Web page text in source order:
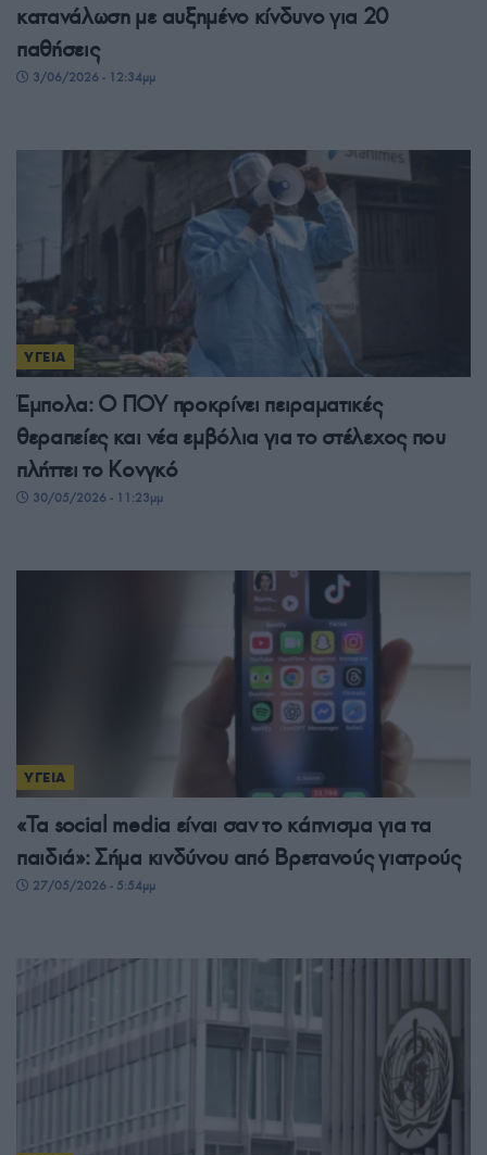
κατανάλωση με αυξημένο κίνδυνο για 20
παθήσεις
3/06/2026 - 12:34μμ
ΥΓΕΙΑ
Έμπολα: Ο ΠΟΥ προκρίνει πειραματικές
θεραπείες και νέα εμβόλια για το στέλεχος που
πλήττει το Κονγκό
30/05/2026 - 11:23μμ
ΥΓΕΙΑ
«Τα social media είναι σαν το κάπνισμα για τα
παιδιά»: Σήμα κινδύνου από Βρετανούς γιατρούς
27/05/2026 - 5:54μμ